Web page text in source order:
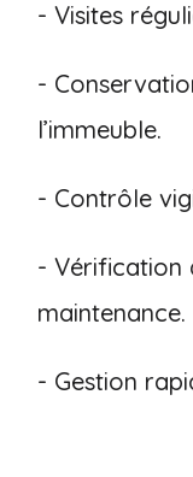
- Visites
-
l’immeuble.
- Contrôle
- Vérification
maintenance.
- Gestion